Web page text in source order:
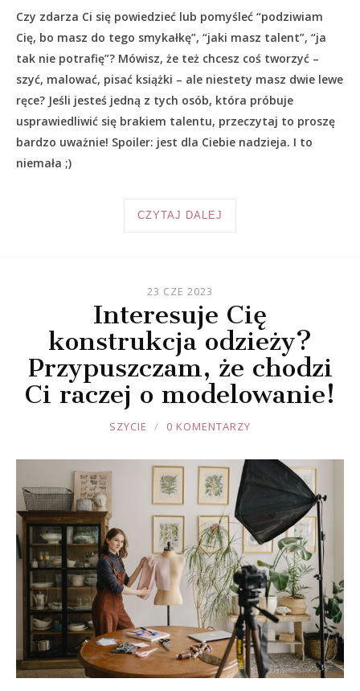
Czy zdarza Ci się powiedzieć lub pomyśleć “podziwiam
Cię, bo masz do tego smykałkę”, “jaki masz talent”, “ja
tak nie potrafię”? Mówisz, że też chcesz coś tworzyć –
szyć, malować, pisać książki – ale niestety masz dwie lewe
ręce? Jeśli jesteś jedną z tych osób, która próbuje
usprawiedliwić się brakiem talentu, przeczytaj to proszę
bardzo uważnie! Spoiler: jest dla Ciebie nadzieja. I to
niemała ;)
CZYTAJ DALEJ
23 CZE 2023
Interesuje Cię
konstrukcja odzieży?
Przypuszczam, że chodzi
Ci raczej o modelowanie!
JOULE
SZYCIE 0 KOMENTARZY